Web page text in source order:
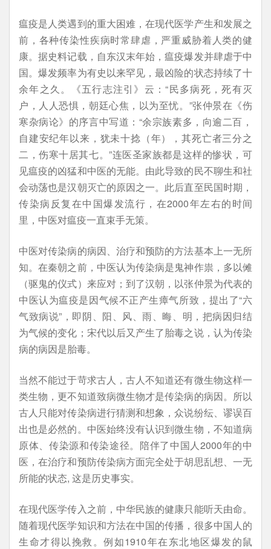
瘟疫是人类遇到的重大困难，在现代医学产生和发展之
前，各种传染性疾病时常肆虐，严重威胁着人类的健
康。据史料记载，自东汉末年始，瘟疫爆发并肆虐于中
国。爆发频率为有史以来罕见，最凶险的状态持续了十
余年之久。《五行志注引》云：“民多病死，死有灭
户，人人恐惧，朝廷心焦，以为至忧。”张仲景在《伤
寒杂病论》的序言中写道：“余宗族素多，向逾二百，
自建安纪年以来，犹未十捻（年），其死亡者三分之
二，伤寒十居其七。”连医圣家族都是这样的惨状，可
见瘟疫的凶猛和中医的无能。由此导致的民不聊生和社
会动荡也是汉朝灭亡的原因之一。此后直至民国时期，
传染病反复在中国爆发流行，在2000年左右的时间
里，中医对瘟疫一直束手无策。
中医对传染病的病因、治疗和预防的方法基本上一无所
知。在秦朝之前，中医认为传染病是鬼神作祟，多以傩
（驱鬼的仪式）来应对；到了汉朝，以张仲景为代表的
中医认为瘟疫是因气候不正产生瘴气所致，提出了“六
气致病说”，即阴、阳、风、雨、晦、明，把病因归结
为气候的变化；宋代以后又产生了胎毒之说，认为传染
病的病因是胎毒。
当然不能过于苛求古人，古人不知道还有微生物这样一
类生物，更不知道致病微生物才是传染病的病因。所以
古人只能对传染病进行猜测和想象，众说纷纭、谬误百
出也是必然的。中医始终没有认识到微生物，不知道病
原体、传染源和传染途径。陪伴了中国人2000年的中
医，在治疗和预防传染病方面完全处于胡思乱想、一无
所能的状态, 这是历史事实。
在现代医学传入之前，中华民族的健康只能听天由命。
随着现代医学知识和方法在中国的传播，很多中国人的
生命才得以挽救。例如1910年在东北地区爆发的鼠